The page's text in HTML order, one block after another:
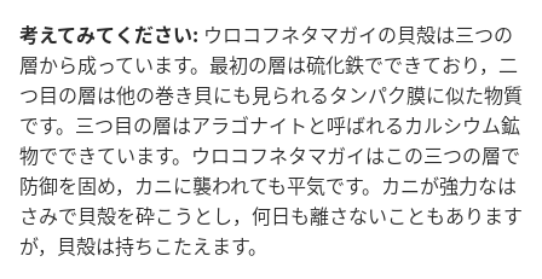
考えてみてください: ウロコフネタマガイの貝殻は三つの
層から成っています。最初の層は硫化鉄でできており，二
つ目の層は他の巻き貝にも見られるタンパク膜に似た物質
です。三つ目の層はアラゴナイトと呼ばれるカルシウム鉱
物でできています。ウロコフネタマガイはこの三つの層で
防御を固め，カニに襲われても平気です。カニが強力なは
さみで貝殻を砕こうとし，何日も離さないこともあります
が，貝殻は持ちこたえます。